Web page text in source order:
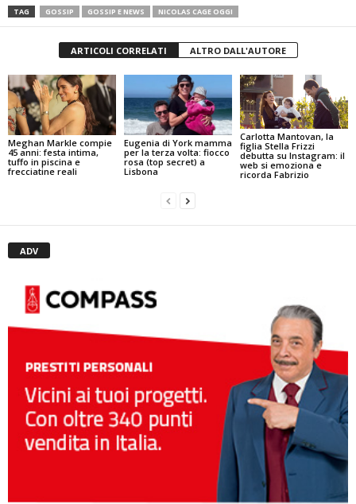
TAG GOSSIP GOSSIP E NEWS NICOLAS CAGE OGGI
ARTICOLI CORRELATI ALTRO DALL'AUTORE
Meghan Markle compie
45 anni: festa intima,
tuffo in piscina e
frecciatine reali
Eugenia di York mamma
per la terza volta: fiocco
rosa (top secret) a
Lisbona
Carlotta Mantovan, la
figlia Stella Frizzi
debutta su Instagram: il
web si emoziona e
ricorda Fabrizio
ADV